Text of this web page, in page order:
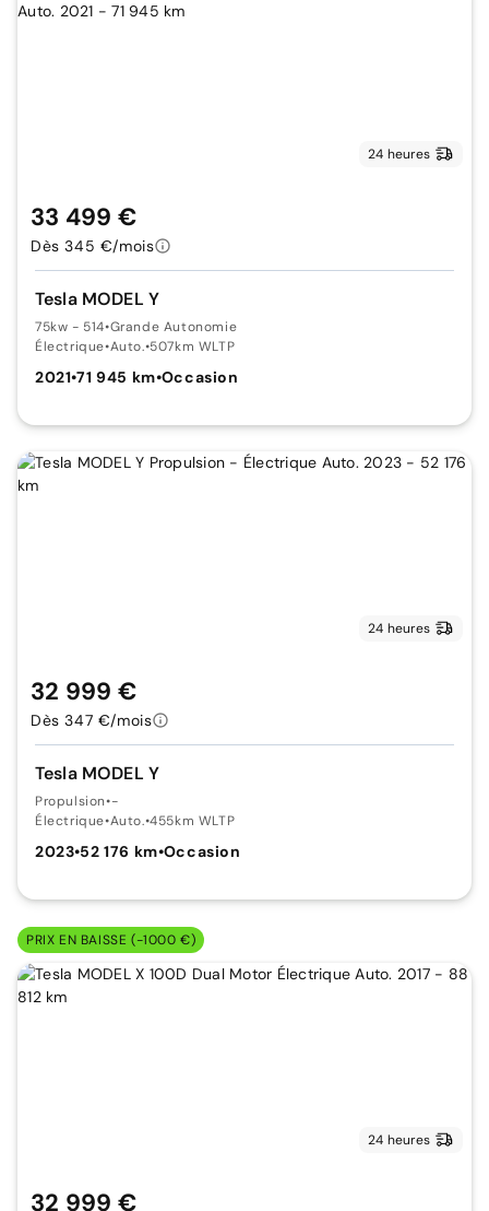
24 heures
Tesla MODEL Y
75kw - 514•Grande Autonomie
Électrique•Auto.•507km WLTP
2021•71 945 km•Occasion
33 499 €
Dès 345 €/mois
24 heures
Tesla MODEL Y
Propulsion•-
Électrique•Auto.•455km WLTP
2023•52 176 km•Occasion
32 999 €
Dès 347 €/mois
PRIX EN BAISSE (-1000 €)
24 heures
32 999 €